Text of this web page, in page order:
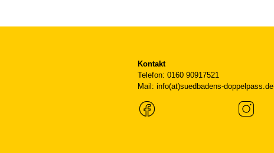
Kontakt
Telefon: 0160 90917521
Mail: info(at)suedbadens-doppelpass.de